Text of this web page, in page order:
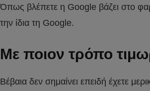
Όπως βλέπετε η Google βάζει στο
την ίδια τη Google.
Με ποιον τρόπο
Βέβαια δεν σημαίνει επειδή έχετε